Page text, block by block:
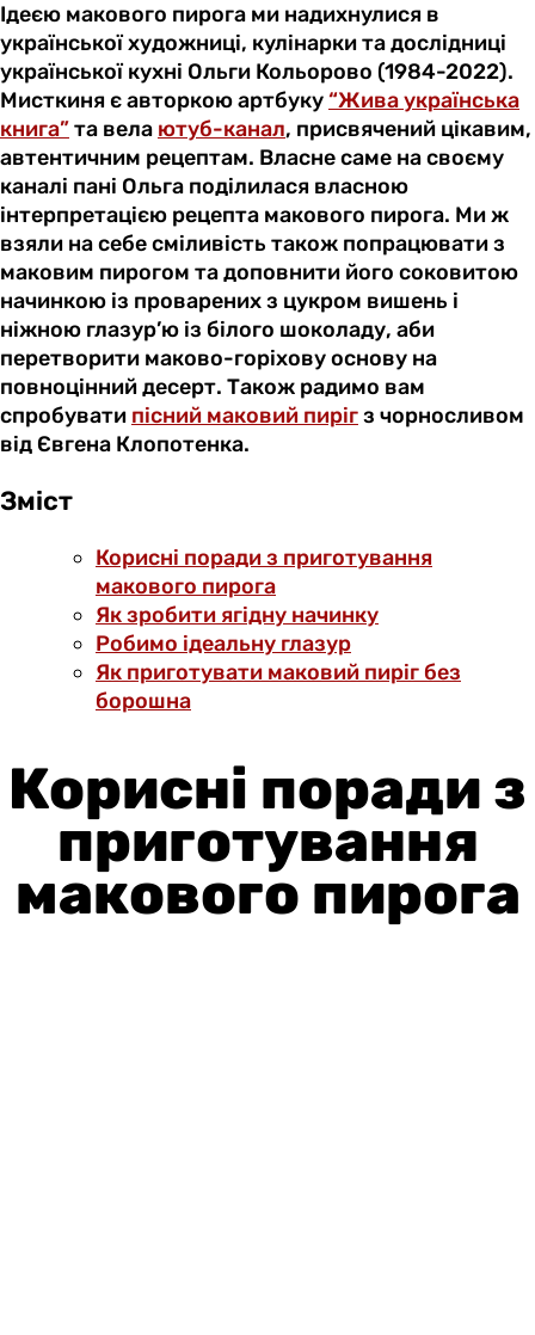
Ідеєю макового пирога ми надихнулися в
української художниці, кулінарки та дослідниці
української кухні Ольги Кольорово (1984-2022).
Мисткиня є авторкою артбуку“Жива українська
книга”та вела ютуб-канал, присвячений цікавим,
автентичним рецептам. Власне саме на своєму
каналі пані Ольга поділилася власною
інтерпретацією рецепта макового пирога. Ми ж
взяли на себе сміливість також попрацювати з
маковим пирогом та доповнити його соковитою
начинкою із проварених з цукром вишень і
ніжною глазур’ю із білого шоколаду, аби
перетворити маково-горіхову основу на
повноцінний десерт. Також радимо вам
спробувати пісний маковий пирігз чорносливом
від Євгена Клопотенка.
Зміст
Корисні поради з приготування
макового пирога
Як зробити ягідну начинку
Робимо ідеальну глазур
Як приготувати маковий пиріг без
борошна
Корисні поради з
приготування
макового пирога